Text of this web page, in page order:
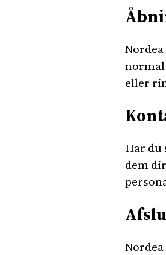
eller
Har du
dem